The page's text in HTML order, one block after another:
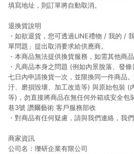
填寫地址，則訂單將自動取消。
退換貨說明
・如欲退貨，您可透過LINE禮物 / 我的 /
單問題」提出取消要求給供應商。
・本商品無法提供換貨服務，如需其他商
・凡商品本身之問題 (例如內景脫落、發
七日內申請換貨一次，並限換同一件商品
汙、磨損毀壞、加工改造等) 與原始包裝 (
等)，勿直接將商品在無任何外箱或安全包
巷3號 讚爾藝術 客戶服務部收
・對商品有任何疑慮，請與我們連絡，我
商家資訊
公司名：瓅研企業有限公司